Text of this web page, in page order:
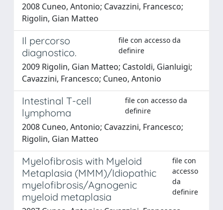
2008 Cuneo, Antonio; Cavazzini, Francesco;
Rigolin, Gian Matteo
Il percorso
diagnostico.
file con accesso da
definire
2009 Rigolin, Gian Matteo; Castoldi, Gianluigi;
Cavazzini, Francesco; Cuneo, Antonio
Intestinal T-cell
lymphoma
file con accesso da
definire
2008 Cuneo, Antonio; Cavazzini, Francesco;
Rigolin, Gian Matteo
Myelofibrosis with Myeloid
Metaplasia (MMM)/Idiopathic
myelofibrosis/Agnogenic
myeloid metaplasia
file con
accesso
da
definire